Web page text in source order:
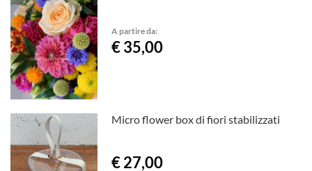
A partire da:
€ 35,00
Micro flower box di fiori stabilizzati
€ 27,00